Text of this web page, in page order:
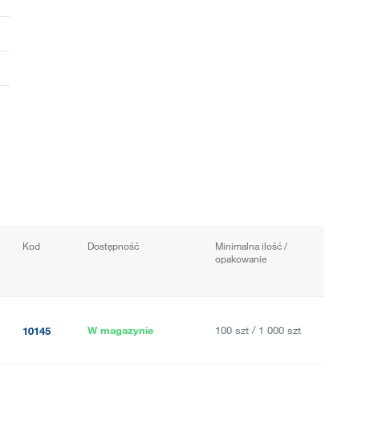
Kod Dostępność
Minimalna ilość /
opakowanie
10145 W magazynie 100 szt / 1 000 szt